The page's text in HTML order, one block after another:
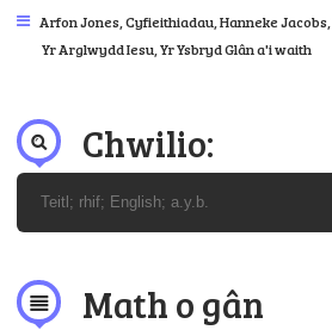
Arfon Jones Cyfieithiadau Hanneke Jacobs
Yr Arglwydd Iesu Yr Ysbryd Glân a'i waith
Chwilio:
Math o gân